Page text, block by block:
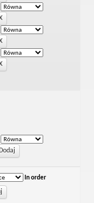
In order